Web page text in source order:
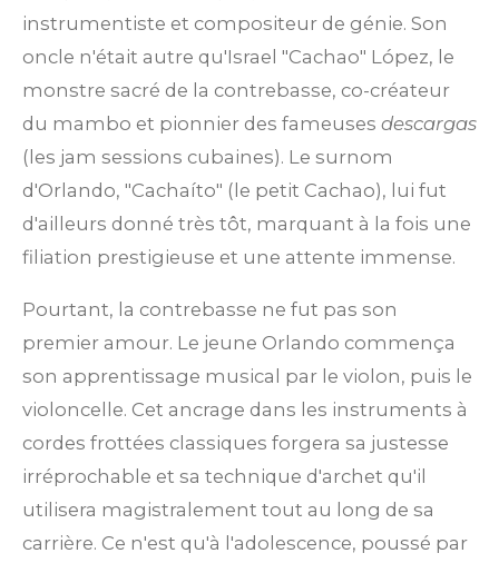
instrumentiste et compositeur de génie. Son
oncle n'était autre qu'Israel "Cachao" López, le
monstre sacré de la contrebasse, co-créateur
du mambo et pionnier des fameuses descargas
(les jam sessions cubaines). Le surnom
d'Orlando, "Cachaíto" (le petit Cachao), lui fut
d'ailleurs donné très tôt, marquant à la fois une
filiation prestigieuse et une attente immense.
Pourtant, la contrebasse ne fut pas son
premier amour. Le jeune Orlando commença
son apprentissage musical par le violon, puis le
violoncelle. Cet ancrage dans les instruments à
cordes frottées classiques forgera sa justesse
irréprochable et sa technique d'archet qu'il
utilisera magistralement tout au long de sa
carrière. Ce n'est qu'à l'adolescence, poussé par